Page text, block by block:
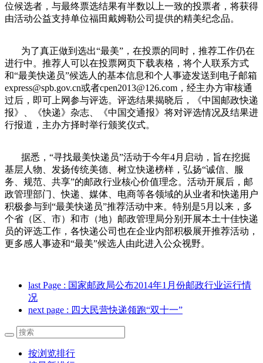
位候选者，与最终票选结果有半数以上一致的投票者，将获得
由活动公益支持单位福田戴姆勒公司提供的精美纪念品。
为了真正做到选出“最美”，在投票的同时，推荐工作仍在
进行中。推荐人可以在投票网页下载表格，将个人联系方式
和“最美快递员”候选人的基本信息和个人事迹发送到电子邮箱
express@spb.gov.cn或者cpen2013@126.com，经主办方审核通
过后，即可上网参与评选。评选结果揭晓后，《中国邮政快递
报》、《快递》杂志、《中国交通报》将对评选情况及结果进
行报道，主办方择时举行颁奖仪式。
据悉，“寻找最美快递员”活动于今年4月启动，旨在挖掘
基层人物、发扬传统美德、树立快递榜样，弘扬“诚信、服
务、规范、共享”的邮政行业核心价值理念。活动开展后，邮
政管理部门、快递、媒体、电商等各领域的从业者和快递用户
积极参与到“最美快递员”推荐活动中来。特别是5月以来，多
个省（区、市）和市（地）邮政管理局分别开展本土十佳快递
员的评选工作，各快递公司也在企业内部积极展开推荐活动，
更多感人事迹和“最美”候选人由此进入公众视野。
last Page : 国家邮政局公布2014年1月份邮政行业运行情
况
next page : 四大民营快递领跑“双十一”
按浏览排行